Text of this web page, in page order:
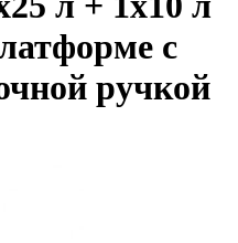
с
ручкой